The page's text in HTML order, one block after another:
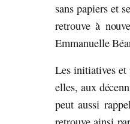
sans papiers et
retrouve à
Emmanuelle
Les initiatives et
elles, aux
peut aussi